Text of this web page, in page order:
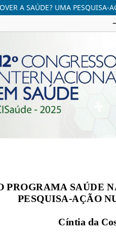
A SAÚDE? UMA